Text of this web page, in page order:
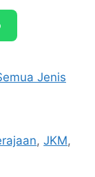
Jenis
,JKM,